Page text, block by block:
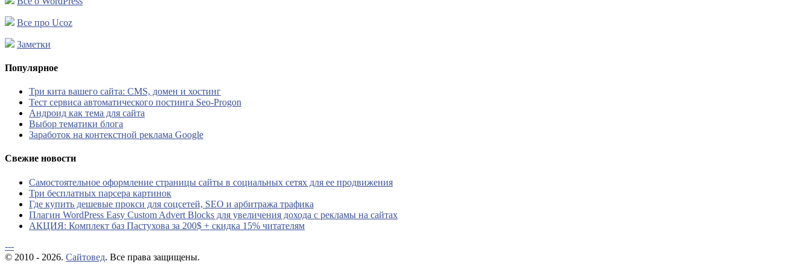
Все про Ucoz
Заметки
Популярное
Три кита вашего сайта: CMS, домен и хостинг
Тест сервиса автоматического постинга Seo-Progon
Андроид как тема для сайта
Выбор тематики блога
Заработок на контекстной реклама Google
Свежие новости
Самостоятельное оформление страницы сайты в социальных сетях для ее продвижения
Три бесплатных парсера картинок
Где купить дешевые прокси для соцсетей, SEO и арбитража трафика
Плагин WordPress Easy Custom Advert Blocks для увеличения дохода с рекламы на сайтах
АКЦИЯ: Комплект баз Пастухова за 200$ + скидка 15% читателям
---
© 2010 - 2026. Сайтовед. Все права защищены.